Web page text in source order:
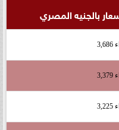
بالجنيه المصري